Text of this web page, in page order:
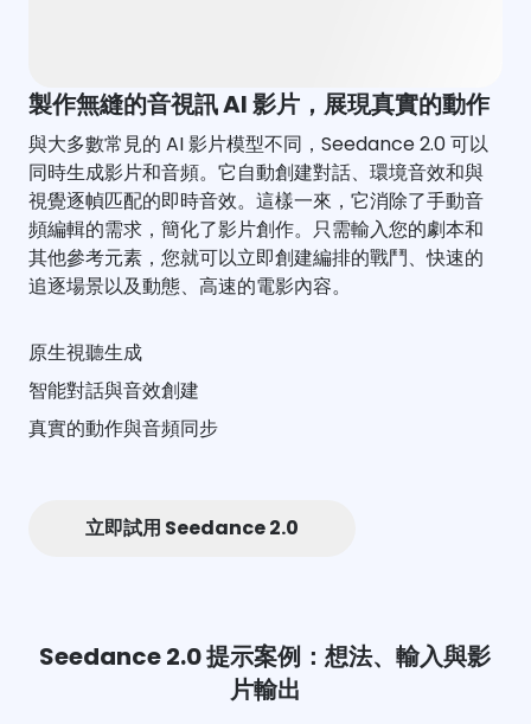
製作無縫的音視訊 AI 影片，展現真實的動作
與大多數常見的 AI 影片模型不同，Seedance 2.0 可以
同時生成影片和音頻。它自動創建對話、環境音效和與
視覺逐幀匹配的即時音效。這樣一來，它消除了手動音
頻編輯的需求，簡化了影片創作。只需輸入您的劇本和
其他參考元素，您就可以立即創建編排的戰鬥、快速的
追逐場景以及動態、高速的電影內容。
原生視聽生成
智能對話與音效創建
真實的動作與音頻同步
立即試用 Seedance 2.0
Seedance 2.0 提示案例：想法、輸入與影
片輸出